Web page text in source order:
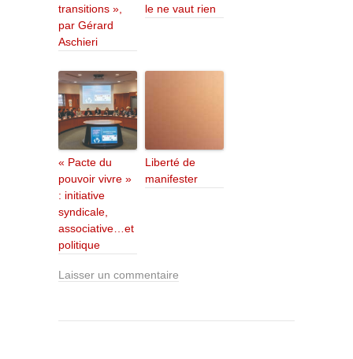
transitions »,
par Gérard
Aschieri
le ne vaut rien
« Pacte du
pouvoir vivre »
: initiative
syndicale,
associative…et
politique
Liberté de
manifester
Laisser un commentaire